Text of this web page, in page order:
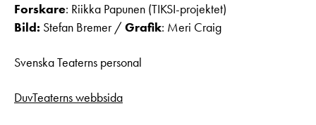
Forskare: Riikka Papunen (TIKSI-projektet)
Bild: Stefan Bremer /Grafik: Meri Craig
Svenska Teaterns personal
DuvTeaterns webbsida